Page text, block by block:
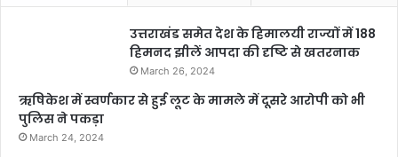
उत्तराखंड समेत देश के हिमालयी राज्यों में 188
हिमनद झीलें आपदा की दृष्टि से खतरनाक
March 26, 2024
ऋषिकेश में स्वर्णकार से हुई लूट के मामले में दूसरे आरोपी को भी
पुलिस ने पकड़ा
March 24, 2024